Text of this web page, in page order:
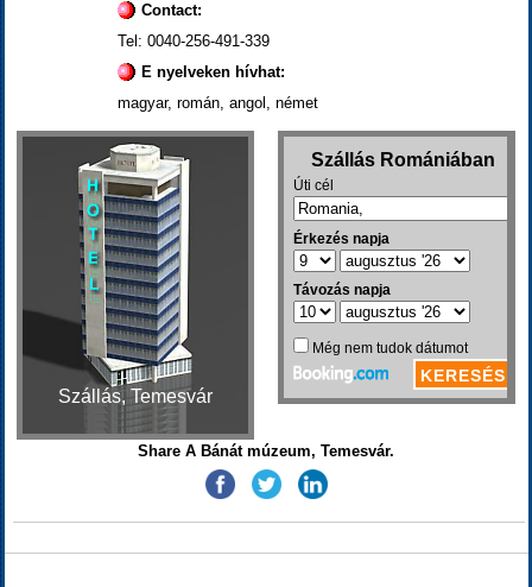
Contact:
Tel: 0040-256-491-339
E nyelveken hívhat:
magyar, román, angol, német
Szállás, Temesvár
Share A Bánát múzeum, Temesvár.